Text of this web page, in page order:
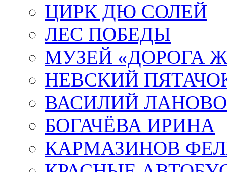
ЦИРК ДЮ СОЛЕЙ
ЛЕС ПОБЕДЫ
МУЗЕЙ «ДОРОГА
НЕВСКИЙ
ВАСИЛИЙ
БОГАЧЁВА ИРИНА
КАРМАЗИНОВ